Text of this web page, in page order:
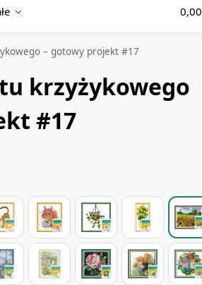
0,00
– gotowy projekt #17
krzyżykowego
#17